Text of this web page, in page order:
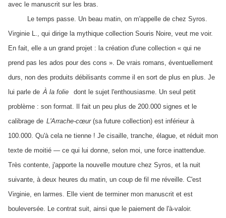
avec le manuscrit sur les bras.
Le temps passe. Un beau matin, on m'appelle de chez Syros.
Virginie L., qui dirige la mythique collection Souris Noire, veut me voir.
En fait, elle a un grand projet : la création d'une collection « qui ne
prend pas les ados pour des cons ». De vrais romans, éventuellement
durs, non des produits débilisants comme il en sort de plus en plus. Je
lui parle de À la folie
dont le sujet l'enthousiasme. Un seul petit
problème : son format. Il fait un peu plus de 200.000 signes et le
calibrage de L'Arrache-cœur (sa future collection) est inférieur à
100.000. Qu'à cela ne tienne ! Je cisaille, tranche, élague, et réduit mon
texte de moitié — ce qui lui donne, selon moi, une force inattendue.
Très contente, j'apporte la nouvelle mouture chez Syros, et la nuit
suivante, à deux heures du matin, un coup de fil me réveille. C'est
Virginie, en larmes. Elle vient de terminer mon manuscrit et est
bouleversée. Le contrat suit, ainsi que le paiement de l'à-valoir.